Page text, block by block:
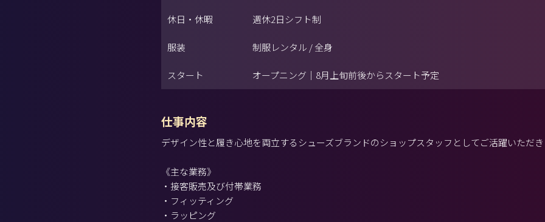
休日・休暇 週休2日シフト制
服装 制服レンタル / 全身
スタート オープニング｜8月上旬前後からスタート予定
仕事内容
デザイン性と履き心地を両立するシューズブランドのショップスタッフとしてご活躍いただ
《主な業務》
・接客販売及び付帯業務
・フィッティング
・ラッピング